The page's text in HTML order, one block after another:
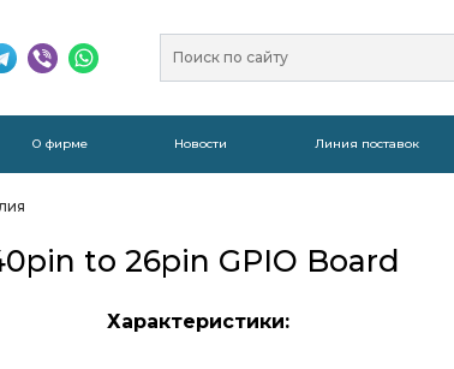
О фирме Новости Линия поставок
to 26pin GPIO Board
Характеристики: